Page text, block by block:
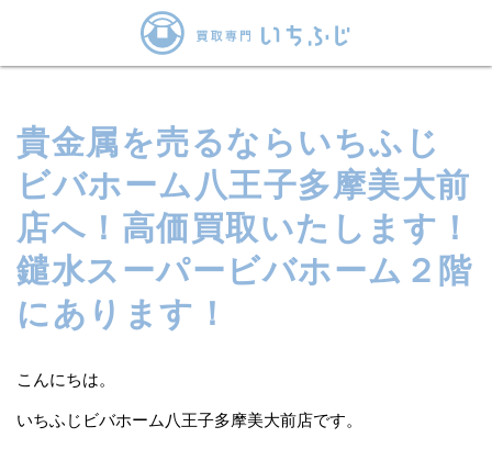
貴金属を売るならいちふじ
ビバホーム八王子多摩美大前
店へ！高価買取いたします！
鑓水スーパービバホーム２階
にあります！
こんにちは。
いちふじビバホーム八王子多摩美大前店です。